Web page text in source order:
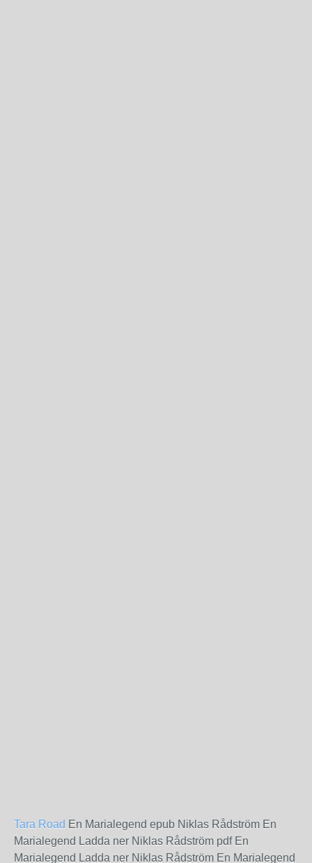
Tara Road En Marialegend epub Niklas Rådström En
Marialegend Ladda ner Niklas Rådström pdf En
Marialegend Ladda ner Niklas Rådström En Marialegend